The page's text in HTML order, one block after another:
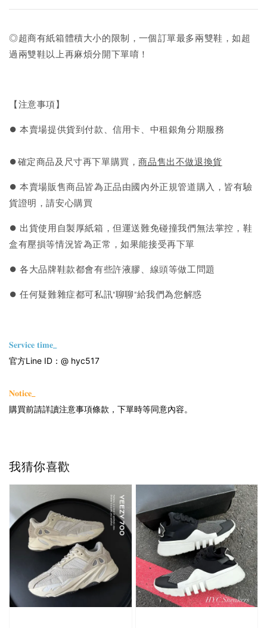
◎超商有紙箱體積大小的限制，一個訂單最多兩雙鞋，如超
過兩雙鞋以上再麻煩分開下單唷！
【注意事項】
⏺︎ 本賣場提供貨到付款、信用卡、中租銀角分期服務
⏺︎確定商品及尺寸再下單購買，商品售出不做退換貨
⏺︎ 本賣場販售商品皆為正品由國內外正規管道購入，皆有驗
貨證明，請安心購買
⏺︎ 出貨使用自製厚紙箱，但運送難免碰撞我們無法掌控，鞋
盒有壓損等情況皆為正常，如果能接受再下單
⏺︎ 各大品牌鞋款都會有些許液膠、線頭等做工問題
⏺︎ 任何疑難雜症都可私訊"聊聊"給我們為您解惑
𝐒𝐞𝐫𝐯𝐢𝐜𝐞 𝐭𝐢𝐦𝐞_
官方Line ID：@ hyc517
𝐍𝐨𝐭𝐢𝐜𝐞_
購買前請詳讀注意事項條款，下單時等同意內容。
我猜你喜歡